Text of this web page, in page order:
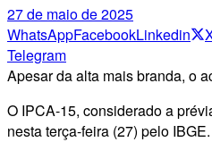
27 de maio de 2025
WhatsAppFacebookLinkedin
Telegram
Apesar da alta mais branda, o
O IPCA-15, considerado a
nesta terça-feira (27) pelo IBGE.